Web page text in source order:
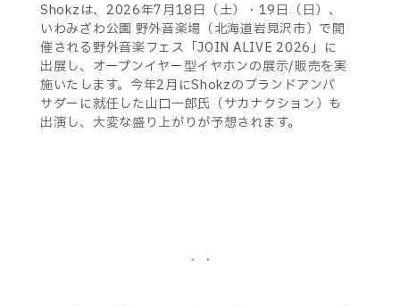
Shokzは、2026年7月18日（土）・19日（日）、
いわみざわ公園 野外音楽場（北海道岩見沢市）で開
催される野外音楽フェス「JOIN ALIVE 2026」に
出展し、オープンイヤー型イヤホンの展示/販売を実
施いたします。今年2月にShokzのブランドアンバ
サダーに就任した山口一郎氏（サカナクション）も
出演し、大変な盛り上がりが予想されます。